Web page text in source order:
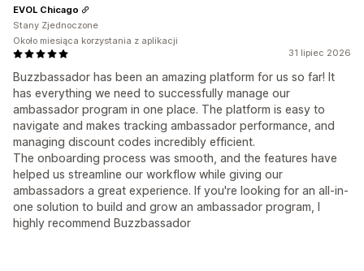
31 lipiec 2026
Buzzbassador has been an amazing platform for us so far! It
has everything we need to successfully manage our
ambassador program in one place. The platform is easy to
navigate and makes tracking ambassador performance, and
managing discount codes incredibly efficient.
The onboarding process was smooth, and the features have
helped us streamline our workflow while giving our
ambassadors a great experience. If you're looking for an all-in-
one solution to build and grow an ambassador program, I
highly recommend Buzzbassador
EVOL Chicago
Stany Zjednoczone
Około miesiąca korzystania z aplikacji